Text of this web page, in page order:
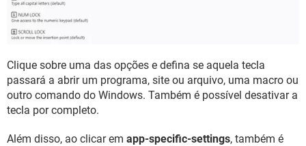
Clique sobre uma das opções e defina se aquela tecla
passará a abrir um programa, site ou arquivo, uma macro ou
outro comando do Windows. Também é possível desativar a
tecla por completo.
Além disso, ao clicar em app-specific-settings, também é